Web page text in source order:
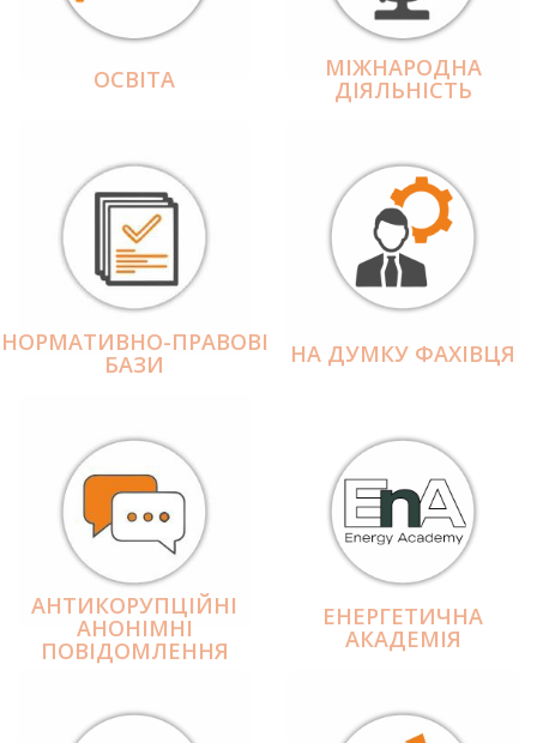
ОСВІТА МІЖНАРОДНА
ДІЯЛЬНІCТЬ
НОРМАТИВНО-ПРАВОВІ
БАЗИ НА ДУМКУ ФАХІВЦЯ
АНТИКОРУПЦІЙНІ
АНОНІМНІ
ПОВІДОМЛЕННЯ
ЕНЕРГЕТИЧНА
АКАДЕМІЯ